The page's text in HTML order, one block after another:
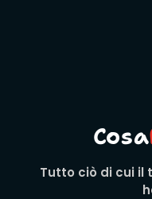
Cosa
Tutto ciò di cui il